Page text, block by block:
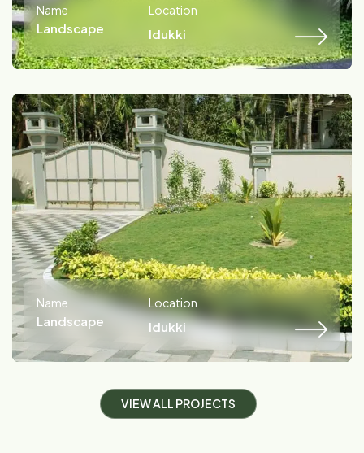
Name
Landscape
Location
Idukki
Name
Landscape
Location
Idukki
VIEWALL PROJECTS